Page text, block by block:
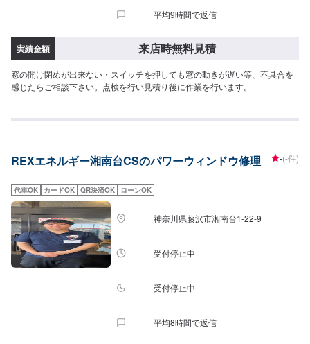
平均9時間で返信
実績金額 来店時無料見積
窓の開け閉めが出来ない・スイッチを押しても窓の動きが遅い等、不具合を
感じたらご相談下さい。点検を行い見積り後に作業を行います。
REXエネルギー湘南台CSのパワーウィンドウ修理 -(-件)
代車OK カードOK QR決済OK ローンOK
神奈川県藤沢市湘南台1-22-9
受付停止中
受付停止中
平均8時間で返信